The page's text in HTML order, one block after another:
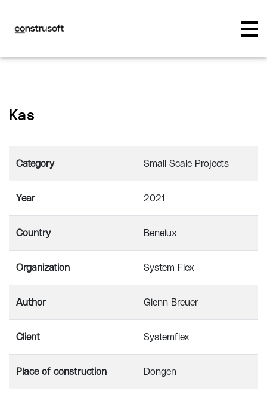
Kas
Category Small Scale Projects
Year 2021
Country Benelux
Organization System Flex
Author Glenn Breuer
Client Systemflex
Place of construction Dongen